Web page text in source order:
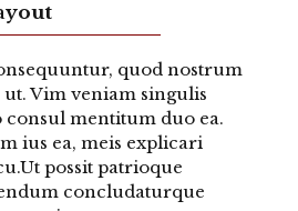
quod nostrum
Vim veniam singulis
consul mentitum duo ea.
ius ea, meis explicari
possit patrioque
concludaturque